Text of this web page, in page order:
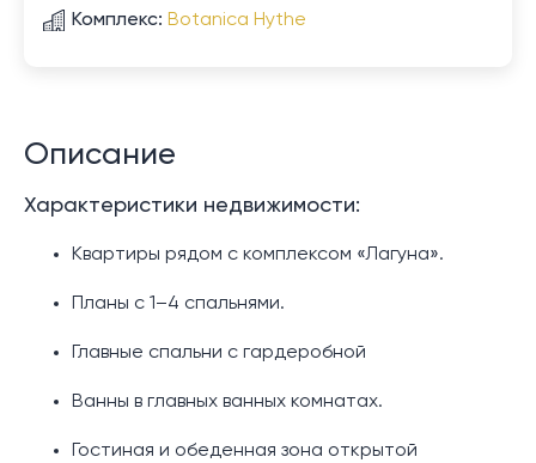
Комплекс: Botanica Hythe
Описание
Характеристики недвижимости:
Квартиры рядом с комплексом «Лагуна».
Планы с 1–4 спальнями.
Главные спальни с гардеробной
Ванны в главных ванных комнатах.
Гостиная и обеденная зона открытой